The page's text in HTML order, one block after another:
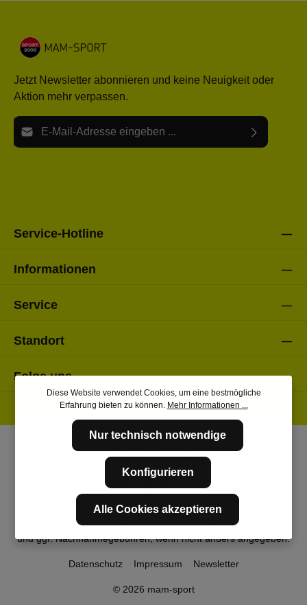
Jetzt Newsletter abonnieren und keine Neuigkeit oder
Aktion mehr verpassen.
E-Mail-Adresse*
Service-Hotline
Informationen
Service
Standort
Folge uns
* Alle Preise inkl. gesetzl. Mehrwertsteuer zzgl.Versandkosten
und ggf. Nachnahmegebühren, wenn nicht anders angegeben.
© 2026 mam-sport
Datenschutz Impressum Newsletter
Diese Website verwendet Cookies, um eine bestmögliche
Erfahrung bieten zu können. Mehr Informationen ...
Nur technisch notwendige
Konfigurieren
Alle Cookies akzeptieren